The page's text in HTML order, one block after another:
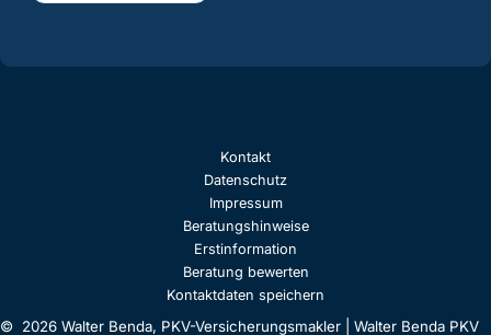
Kontakt
Datenschutz
Impressum
Beratungshinweise
Erstinformation
Beratung bewerten
Kontaktdaten speichern
© 2026 Walter Benda, PKV-Versicherungsmakler | Walter Benda PKV